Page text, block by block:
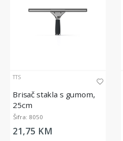
TTS
Brisač stakla s gumom,
25cm
Šifra: 8050
21,75 KM